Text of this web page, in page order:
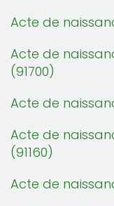
Acte de
Acte de
(91700)
Acte de
Acte de
(91160)
Acte de